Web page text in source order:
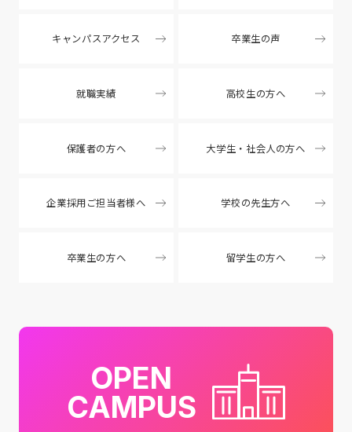
キャンパスアクセス 卒業生の声
就職実績 高校生の方へ
保護者の方へ 大学生・社会人の方へ
企業採用ご担当者様へ 学校の先生方へ
卒業生の方へ 留学生の方へ
OPEN
CAMPUS